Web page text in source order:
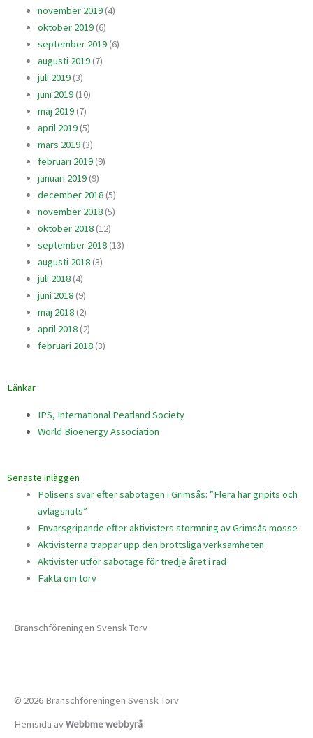
november 2019(4)
oktober 2019(6)
september 2019(6)
augusti 2019(7)
juli 2019(3)
juni 2019(10)
maj 2019(7)
april 2019(5)
mars 2019(3)
februari 2019(9)
januari 2019(9)
december 2018(5)
november 2018(5)
oktober 2018(12)
september 2018(13)
augusti 2018(3)
juli 2018(4)
juni 2018(9)
maj 2018(2)
april 2018(2)
februari 2018(3)
Länkar
IPS, International Peatland Society
World Bioenergy Association
Senaste inläggen
Polisens svar efter sabotagen i Grimsås: ”Flera har gripits och
avlägsnats”
Envarsgripande efter aktivisters stormning av Grimsås mosse
Aktivisterna trappar upp den brottsliga verksamheten
Aktivister utför sabotage för tredje året i rad
Fakta om torv
Branschföreningen Svensk Torv
© 2026 Branschföreningen Svensk Torv
Hemsida avWebbme webbyrå